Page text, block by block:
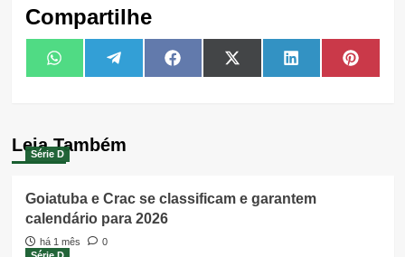
Compartilhe
Share
on
WhatsAppShare
on
TelegramShare
on
FacebookShare
on
X
(Twitter)
Share
on
LinkedIn Share
on
Leia Também
Série D
Goiatuba e Crac se classificam e garantem
calendário para 2026
há 1 mês
0